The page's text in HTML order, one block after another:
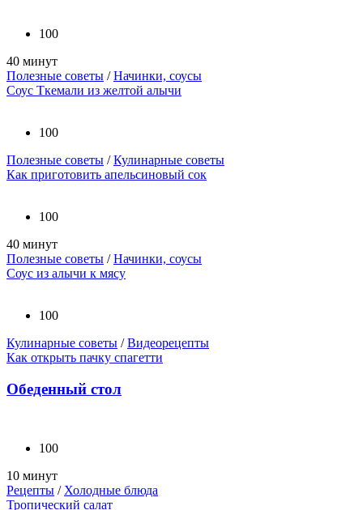
100
40 минут
Полезные советы /Начинки, соусы
Соус Ткемали из желтой алычи
100
Полезные советы /Кулинарные советы
Как приготовить апельсиновый сок
100
40 минут
Полезные советы /Начинки, соусы
Соус из алычи к мясу
100
Кулинарные советы /Видеорецепты
Как открыть пачку спагетти
Обеденный стол
100
10 минут
Рецепты / Холодные блюда
Тропический салат